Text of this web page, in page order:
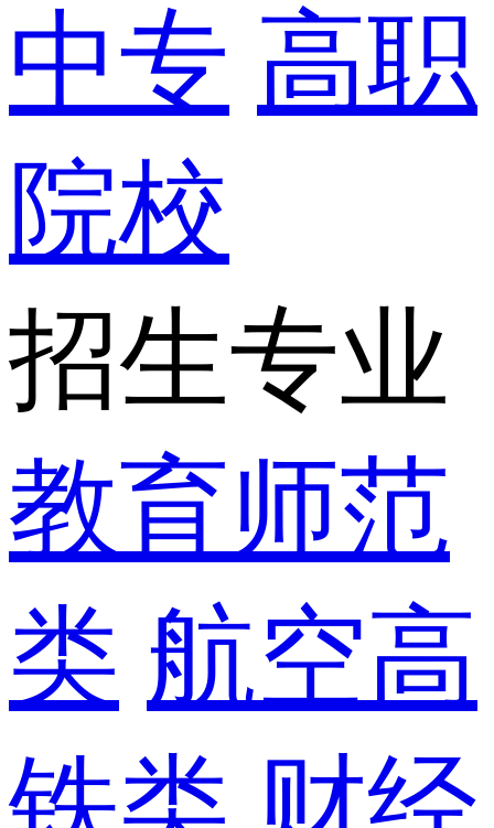
中专 高职
院校
招生专业
教育师范
类 航空高